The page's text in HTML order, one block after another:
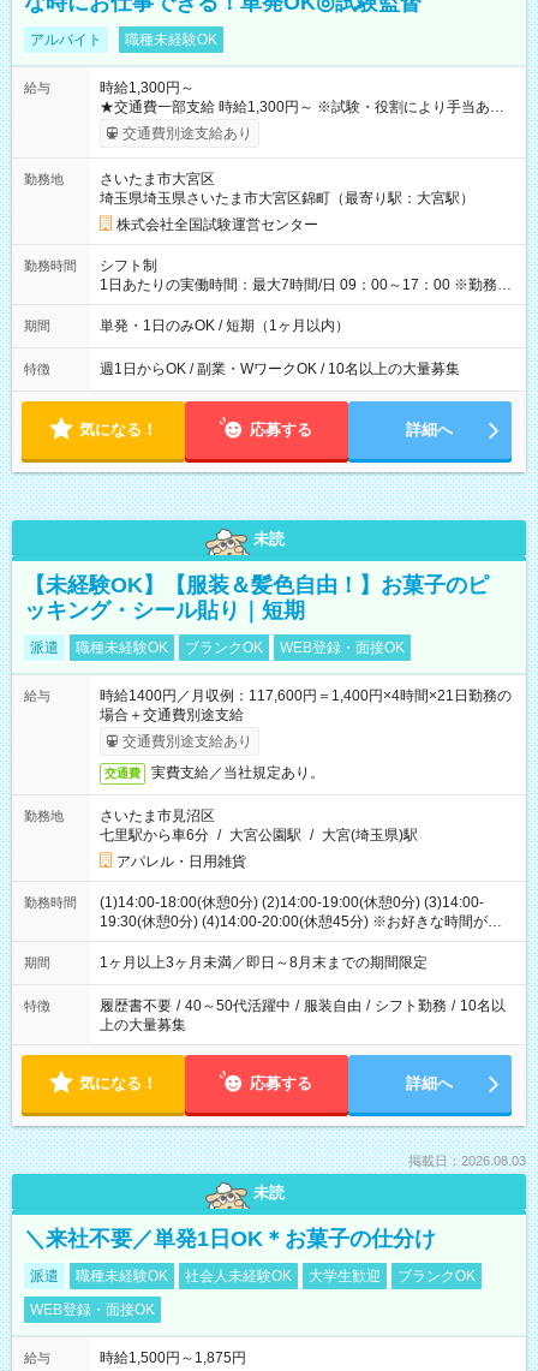
アルバイト 職種未経験OK
給与
時給1,300円～
★交通費一部支給 時給1,300円～ ※試験・役割により手当あり
※勤務回数により昇給あり 【即給（前払い）オプションあ
り！】 希望される場合、勤務から1週間ほどで給与の一部を受け
例】 ・河合塾模擬試験 8:30～17:30（休憩1時間） 時給1,300円
×8時間＝日収10,400円＋交通費 ※当日の役割により時給＋100
円の場合あり ・国家試験 7:00～13:30（休憩なし） 時給1,300
円（役割手当＋100円）×6時間＝日収8,400円＋交通費 【試用期
間】試用期間なし
交通費別途支給あり
勤務地
さいたま市大宮区
埼玉県埼玉県さいたま市大宮区錦町（最寄り駅：大宮駅）
株式会社全国試験運営センター
勤務時間
シフト制
1日あたりの実働時間：最大7時間/日 09：00～17：00 ※勤務時
間は 試験により異なります。
期間 単発・1日のみOK / 短期（1ヶ月以内）
特徴 週1日からOK / 副業・WワークOK / 10名以上の大量募集
気になる！ 応募する 詳細へ
未読
【未経験OK】【服装＆髪色自由！】お菓子のピ
ッキング・シール貼り｜短期
派遣 職種未経験OK ブランクOK WEB登録・面接OK
給与
時給1400円／月収例：117,600円＝1,400円×4時間×21日勤務の
場合＋交通費別途支給
交通費別途支給あり
交通費 実費支給／当社規定あり。
勤務地
さいたま市見沼区
七里駅から車6分 / 大宮公園駅 / 大宮(埼玉県)駅
アパレル・日用雑貨
勤務時間
(1)14:00-18:00(休憩0分) (2)14:00-19:00(休憩0分) (3)14:00-
19:30(休憩0分) (4)14:00-20:00(休憩45分) ※お好きな時間が選べ
ます
期間 1ヶ月以上3ヶ月未満／即日～8月末までの期間限定
特徴 履歴書不要 / 40～50代活躍中 / 服装自由 / シフト勤務 / 10名以
上の大量募集
気になる！ 応募する 詳細へ
掲載日：2026.08.03
未読
＼来社不要／単発1日OK＊お菓子の仕分け
派遣 職種未経験OK 社会人未経験OK 大学生歓迎
ブランクOK
WEB登録・面接OK
給与 時給1,500円～1,875円